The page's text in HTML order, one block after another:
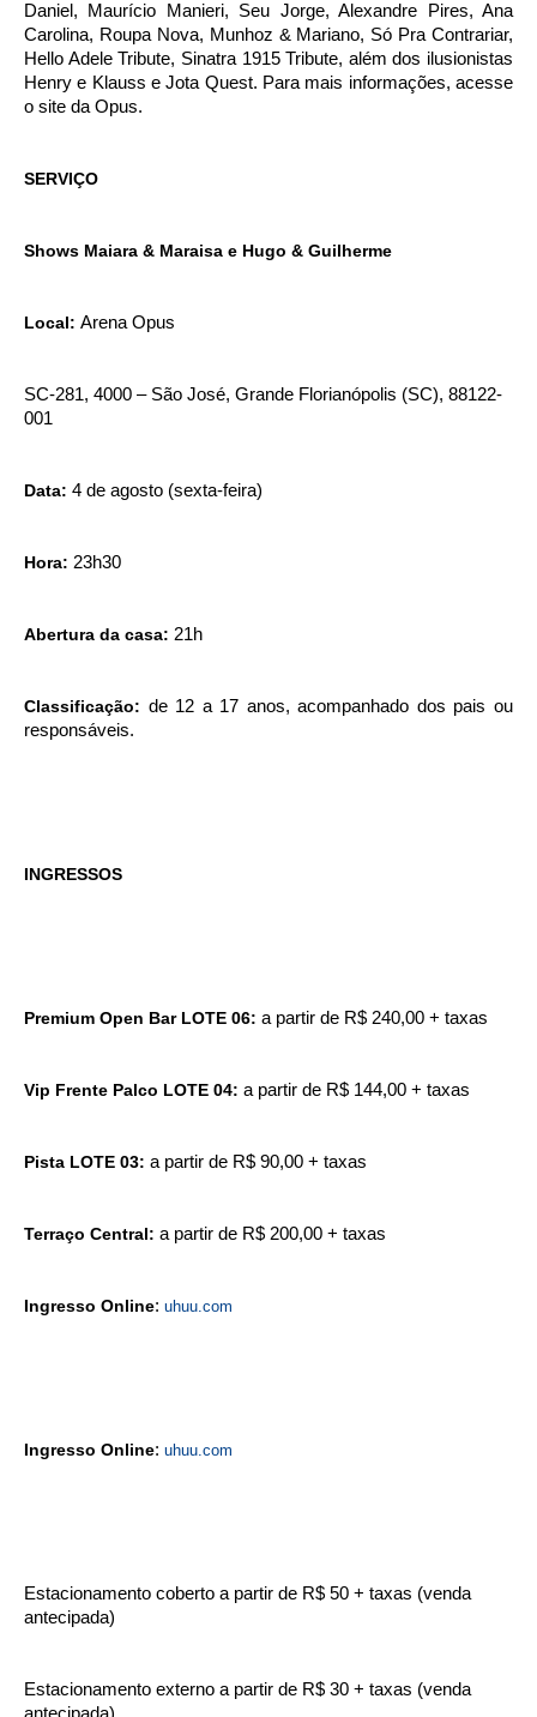
Daniel, Maurício Manieri, Seu Jorge, Alexandre Pires, Ana
Carolina, Roupa Nova, Munhoz & Mariano, Só Pra Contrariar,
Hello Adele Tribute, Sinatra 1915 Tribute, além dos ilusionistas
Henry e Klauss e Jota Quest. Para mais informações, acesse
o site da Opus.
SERVIÇO
Shows Maiara & Maraisa e Hugo & Guilherme
Local: Arena Opus
SC-281, 4000 – São José, Grande Florianópolis (SC), 88122-
001
Data: 4 de agosto (sexta-feira)
Hora: 23h30
Abertura da casa: 21h
Classificação: de 12 a 17 anos, acompanhado dos pais ou
responsáveis.
INGRESSOS
Premium Open Bar LOTE 06: a partir de R$ 240,00 + taxas
Vip Frente Palco LOTE 04: a partir de R$ 144,00 + taxas
Pista LOTE 03: a partir de R$ 90,00 + taxas
Terraço Central: a partir de R$ 200,00 + taxas
Ingresso Online: uhuu.com
Ingresso Online: uhuu.com
Estacionamento coberto a partir de R$ 50 + taxas (venda
antecipada)
Estacionamento externo a partir de R$ 30 + taxas (venda